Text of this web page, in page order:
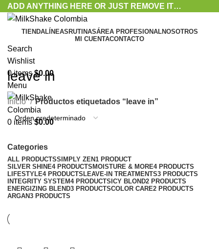
ADD ANYTHING HERE OR JUST REMOVE IT…
TIENDALÍNEAS RUTINASÁREA PROFESIONALNOSOTROS
MI CUENTACONTACTO
Search
Wishlist
0items $0.00
Menu
0 items $0.00
leave in
Inicio Productos etiquetados “leave in”
Categories
ALL PRODUCTSSIMPLY ZEN1 PRODUCT
SILVER SHINE4 PRODUCTS MOISTURE & MORE4 PRODUCTS
LIFESTYLE4 PRODUCTS LEAVE-IN TREATMENTS3 PRODUCTS
INTEGRITY SYSTEM4 PRODUCTS ICY BLOND2 PRODUCTS
ENERGIZING BLEND3 PRODUCTSCOLOR CARE2 PRODUCTS
ARGAN3 PRODUCTS